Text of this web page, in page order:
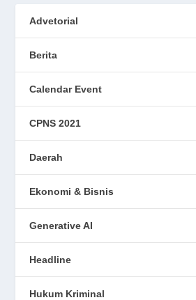
Advetorial
Berita
Calendar Event
CPNS 2021
Daerah
Ekonomi & Bisnis
Generative AI
Headline
Hukum Kriminal